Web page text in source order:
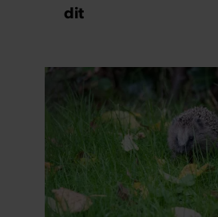
gaat akkoord met onze cookies als
dit